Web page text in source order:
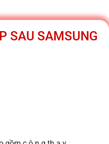
SAU SAMSUNG